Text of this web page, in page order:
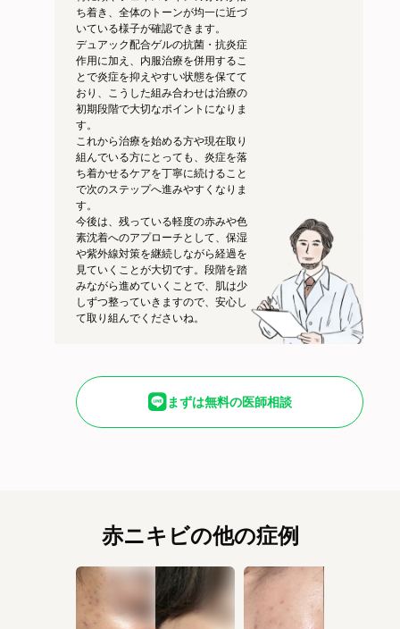
ち着き、全体のトーンが均一に近づ
いている様子が確認できます。
デュアック配合ゲルの抗菌・抗炎症
作用に加え、内服治療を併用するこ
とで炎症を抑えやすい状態を保てて
おり、こうした組み合わせは治療の
初期段階で大切なポイントになりま
す。
これから治療を始める方や現在取り
組んでいる方にとっても、炎症を落
ち着かせるケアを丁寧に続けること
で次のステップへ進みやすくなりま
す。
今後は、残っている軽度の赤みや色
素沈着へのアプローチとして、保湿
や紫外線対策を継続しながら経過を
見ていくことが大切です。段階を踏
みながら進めていくことで、肌は少
しずつ整っていきますので、安心し
て取り組んでくださいね。
まずは無料の医師相談
赤ニキビの他の症例